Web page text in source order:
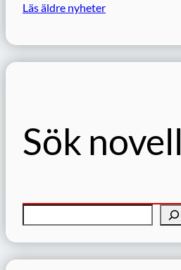
Läs äldre nyheter
Sök novell
ö